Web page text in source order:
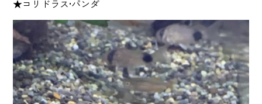
★コリドラス•パンダ